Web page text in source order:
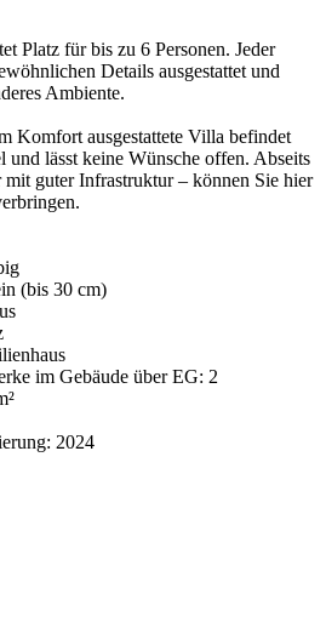
Platz für bis zu 6 Personen. Jeder
Details ausgestattet und
Ambiente.
Komfort ausgestattete Villa befindet
und lässt keine Wünsche offen. Abseits
guter Infrastruktur – können Sie hier
(bis 30 cm)
im Gebäude über EG: 2
2024